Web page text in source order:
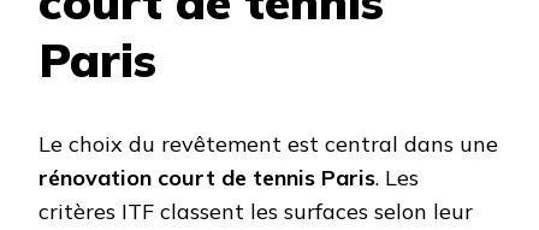
Paris
Le choix du revêtement est central dans une
rénovation court de tennis Paris. Les
critères ITF classent les surfaces selon leur